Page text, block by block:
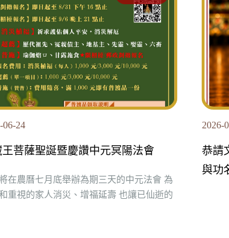
05-22
昌小神像《祈求學業、智慧、考運
2026-
8月